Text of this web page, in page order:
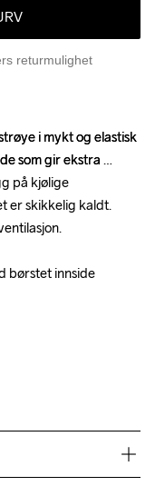
returmulighet
i mykt og elastisk
som gir ekstra
på kjølige
er skikkelig kaldt.
børstet innside
i mykt og elastisk
som gir ekstra
på kjølige
er skikkelig kaldt.
børstet innside